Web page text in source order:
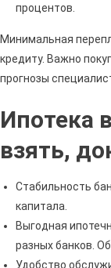
процентов.
Минимальная
кредиту. Важно
прогнозы
Ипотека
взять,
Стабильность
капитала.
Выгодная
разных банков.
Удобство